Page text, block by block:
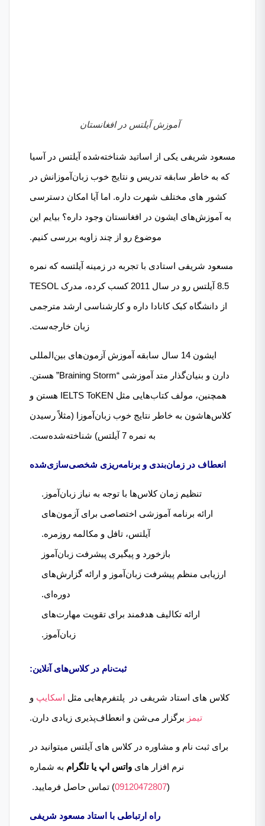
آموزش آیلتس در افغانستان
مسعود شریفی یکی از اساتید شناخته‌شده آیلتس در آسیا
که به خاطر سابقه تدریس و نتایج خوب زبان‌آموزانش در
کشور های مختلف شهرت داره. اما آیا امکان دسترسی
به آموزش‌های ایشون در افغانستان وجود داره؟ بیایم این
موضوع رو از چند زاویه بررسی کنیم.
مسعود شریفی استادی با تجربه در زمینه آیلتسه که نمره
8.5 آیلتس رو در سال 2011 کسب کرده، مدرک TESOL
از دانشگاه کبک کانادا داره و کارشناسی ارشد مترجمی
زبان خارجه‌ست.
ایشون 14 سال سابقه آموزش آزمون‌های بین‌المللی
دارن و بنیان‌گذار متد آموزشی “Braining Storm” هستن.
همچنین، مولف کتاب‌هایی مثل IELTS ToKEN هستن و
کلاس‌هاشون به خاطر نتایج خوب زبان‌آموزا (مثلاً رسیدن
به نمره 7 آیلتس) شناخته‌شده‌ست.
انعطاف در زمان‌بندی و برنامه‌ریزی شخصی‌سازی‌شده
تنظیم زمان کلاس‌ها با توجه به نیاز زبان‌آموز.
ارائه برنامه آموزشی اختصاصی برای آزمون‌های
آیلتس، تافل و مکالمه روزمره.
بازخورد و پیگیری پیشرفت زبان‌آموز
ارزیابی منظم پیشرفت زبان‌آموز و ارائه گزارش‌های
دوره‌ای.
ارائه تکالیف هدفمند برای تقویت مهارت‌های
زبان‌آموز.
ثبت‌نام در کلاس‌های آنلاین:
کلاس های استاد شریفی در پلتفرم‌هایی مثل اسکایپ و
تیمز برگزار می‌شن و انعطاف‌پذیری زیادی دارن.
برای ثبت نام و مشاوره در کلاس های آیلتس میتوانید در
نرم افزار های واتس اپ یا تلگرام به شماره
(
09120472807) تماس حاصل فرمایید.
راه ارتباطی با استاد مسعود شریفی